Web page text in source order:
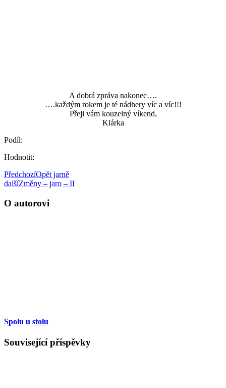
A dobrá zpráva nakonec….
….každým rokem je té nádhery víc a víc!!!
Přeji vám kouzelný víkend,
Klárka
Podíl:
Hodnotit:
PředchozíOpět jarně
dalšíZměny – jaro – II
O autorovi
Spolu u stolu
Související příspěvky